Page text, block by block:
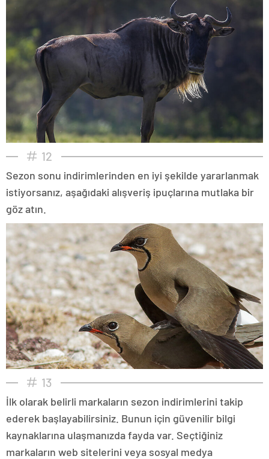
12
Sezon sonu indirimlerinden en iyi şekilde yararlanmak
istiyorsanız, aşağıdaki alışveriş ipuçlarına mutlaka bir
göz atın.
13
İlk olarak belirli markaların sezon indirimlerini takip
ederek başlayabilirsiniz. Bunun için güvenilir bilgi
kaynaklarına ulaşmanızda fayda var. Seçtiğiniz
markaların web sitelerini veya sosyal medya